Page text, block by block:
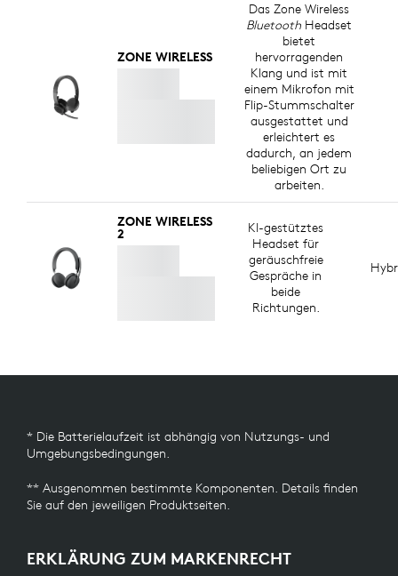
ZONE WIRELESS
Das Zone Wireless
Bluetooth Headset
bietet
hervorragenden
Klang und ist mit
einem Mikrofon mit
Flip-Stummschalter
ausgestattet und
erleichtert es
dadurch, an jedem
beliebigen Ort zu
arbeiten.
ZONE WIRELESS
2
KI-gestütztes
Headset für
geräuschfreie
Gespräche in
beide
Richtungen.
* Die Batterielaufzeit ist abhängig von Nutzungs- und
Umgebungsbedingungen.
** Ausgenommen bestimmte Komponenten. Details finden
Sie auf den jeweiligen Produktseiten.
ERKLÄRUNG ZUM MARKENRECHT